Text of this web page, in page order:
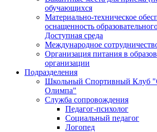
обучающихся
Материально-техническое
оснащенность
Доступная среда
Международное
Организация питания в
организации
Подразделения
Школьный Спортивный Клуб
Олимпа"
Служба сопровождения
Педагог-психолог
Социальный педагог
Логопед